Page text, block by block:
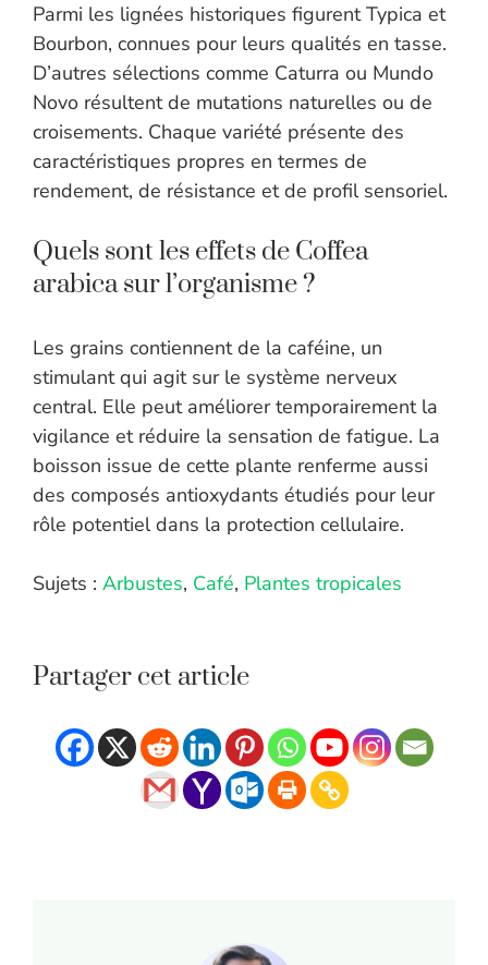
Parmi les lignées historiques figurent Typica et
Bourbon, connues pour leurs qualités en tasse.
D’autres sélections comme Caturra ou Mundo
Novo résultent de mutations naturelles ou de
croisements. Chaque variété présente des
caractéristiques propres en termes de
rendement, de résistance et de profil sensoriel.
Quels sont les effets de Coffea
arabica sur l’organisme ?
Les grains contiennent de la caféine, un
stimulant qui agit sur le système nerveux
central. Elle peut améliorer temporairement la
vigilance et réduire la sensation de fatigue. La
boisson issue de cette plante renferme aussi
des composés antioxydants étudiés pour leur
rôle potentiel dans la protection cellulaire.
Sujets : Arbustes, Café, Plantes tropicales
Partager cet article